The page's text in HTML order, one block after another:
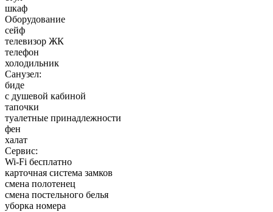
шкаф
Оборудование
сейф
телевизор ЖК
телефон
холодильник
Санузел:
биде
с душевой кабиной
тапочки
туалетные принадлежности
фен
халат
Сервис:
Wi-Fi бесплатно
карточная система замков
смена полотенец
смена постельного белья
уборка номера